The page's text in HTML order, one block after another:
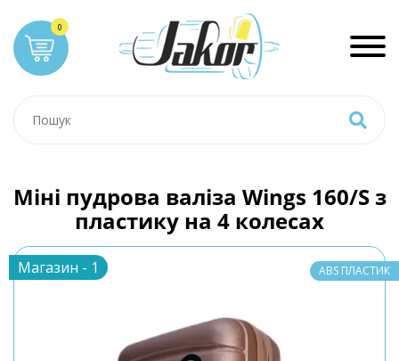
Міні пудрова валіза Wings 160/S з
пластику на 4 колесах
ABS ПЛАСТИК
Магазин - 1